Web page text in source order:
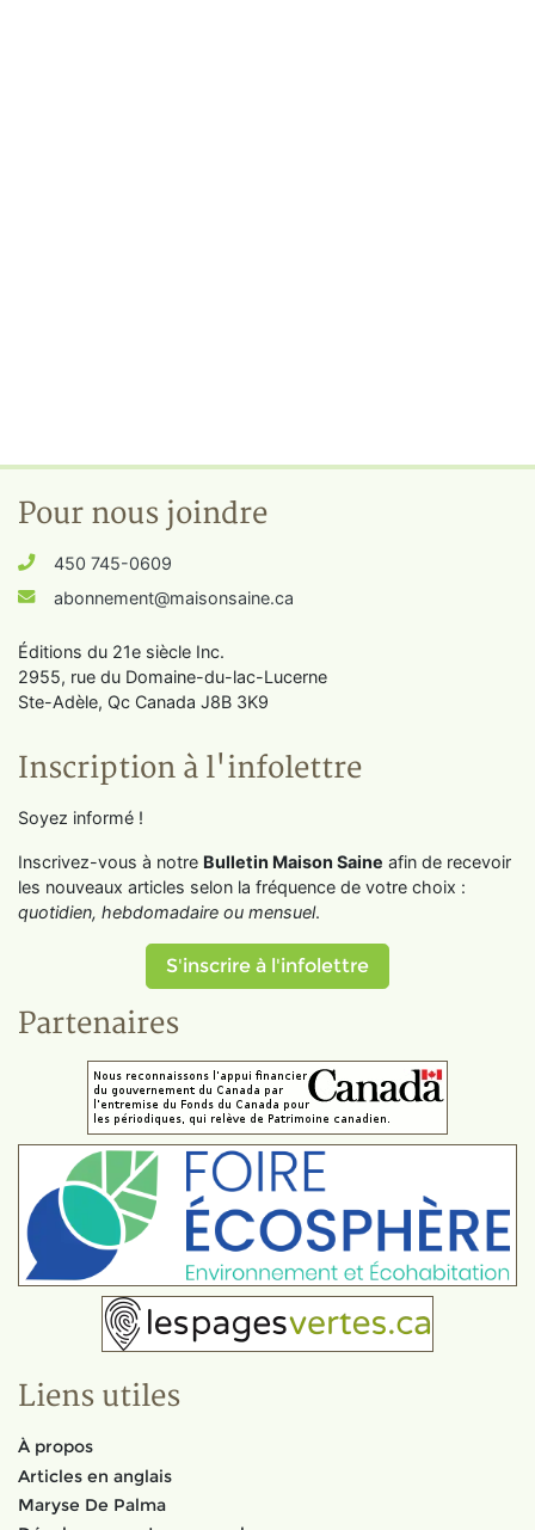
Pour nous joindre
450 745-0609
abonnement@maisonsaine.ca
Éditions du 21e siècle Inc.
2955, rue du Domaine-du-lac-Lucerne
Ste-Adèle, Qc Canada J8B 3K9
Inscription à l'infolettre
Soyez informé !
Inscrivez-vous à notre Bulletin Maison Saine afin de recevoir
les nouveaux articles selon la fréquence de votre choix :
quotidien, hebdomadaire ou mensuel.
S'inscrire à l'infolettre
Partenaires
Liens utiles
À propos
Articles en anglais
Maryse De Palma